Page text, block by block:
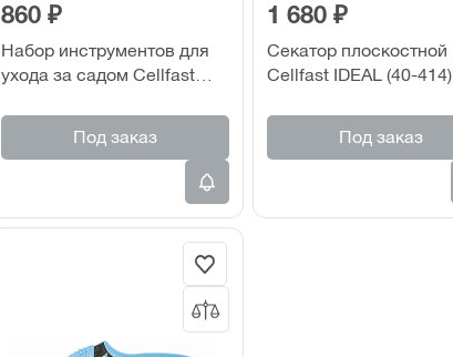
860 ₽
Набор инструментов для
ухода за садом Cellfast
Под заказ
1 680 ₽
Секатор плоскостной
Cellfast IDEAL (40-414)
Под заказ